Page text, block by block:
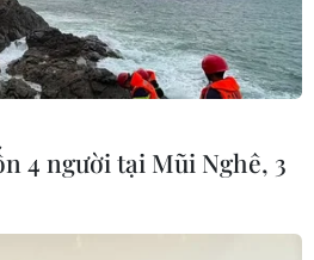
cung cấp vắcxin từ
4 người tại Mũi Nghê, 3